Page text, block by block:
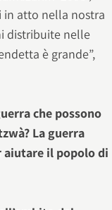
in atto nella nostra
distribuite nelle
è grande”,
che possono
La guerra
aiutare il popolo di